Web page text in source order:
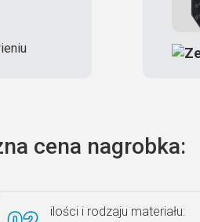
cena nagrobka:
ilości i rodzaju materiału: